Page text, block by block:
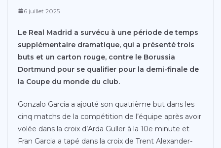
6 juillet 2025
Le Real Madrid a survécu à une période de temps
supplémentaire dramatique, qui a présenté trois
buts et un carton rouge, contre le Borussia
Dortmund pour se qualifier pour la demi-finale de
la Coupe du monde du club.
Gonzalo Garcia a ajouté son quatrième but dans les
cinq matchs de la compétition de l’équipe après avoir
volée dans la croix d’Arda Guller à la 10e minute et
Fran Garcia a tapé dans la croix de Trent Alexander-